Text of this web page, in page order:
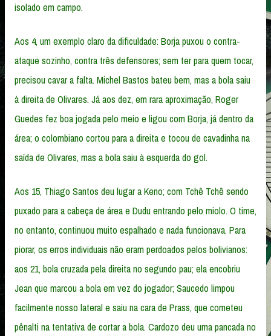
isolado em campo.
Aos 4, um exemplo claro da dificuldade: Borja puxou o contra-
ataque sozinho, contra três defensores; sem ter para quem tocar,
precisou cavar a falta. Michel Bastos bateu bem, mas a bola saiu
à direita de Olivares. Já aos dez, em rara aproximação, Roger
Guedes fez boa jogada pelo meio e ligou com Borja, já dentro da
área; o colombiano cortou para a direita e tocou de cavadinha na
saída de Olivares, mas a bola saiu à esquerda do gol.
Aos 15, Thiago Santos deu lugar a Keno; com Tchê Tchê sendo
puxado para a cabeça de área e Dudu entrando pelo miolo. O time,
no entanto, continuou muito espalhado e nada funcionava. Para
piorar, os erros individuais não eram perdoados pelos bolivianos:
aos 21, bola cruzada pela direita no segundo pau; ela encobriu
Jean que marcou a bola em vez do jogador; Saucedo limpou
facilmente nosso lateral e saiu na cara de Prass, que cometeu
pênalti na tentativa de cortar a bola. Cardozo deu uma pancada no